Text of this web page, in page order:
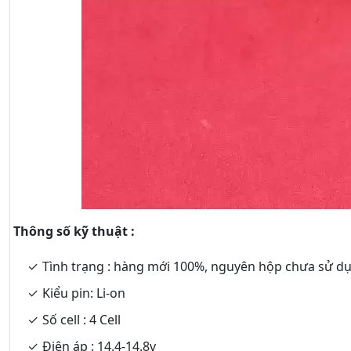
Thông số kỹ thuật :
Tình trạng : hàng mới 100%, nguyên hộp chưa sử
Kiểu pin: Li-on
Số cell : 4 Cell
Điện áp : 14.4-14.8v